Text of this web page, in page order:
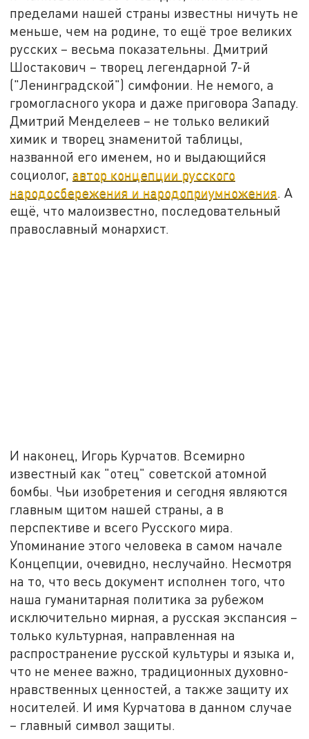
пределами нашей страны известны ничуть не
меньше, чем на родине, то ещё трое великих
русских – весьма показательны. Дмитрий
Шостакович – творец легендарной 7-й
("Ленинградской") симфонии. Не немого, а
громогласного укора и даже приговора Западу.
Дмитрий Менделеев – не только великий
химик и творец знаменитой таблицы,
названной его именем, но и выдающийся
социолог,автор концепции русского
народосбережения и народоприумножения. А
ещё, что малоизвестно, последовательный
православный монархист.
И наконец, Игорь Курчатов. Всемирно
известный как "отец" советской атомной
бомбы. Чьи изобретения и сегодня являются
главным щитом нашей страны, а в
перспективе и всего Русского мира.
Упоминание этого человека в самом начале
Концепции, очевидно, неслучайно. Несмотря
на то, что весь документ исполнен того, что
наша гуманитарная политика за рубежом
исключительно мирная, а русская экспансия –
только культурная, направленная на
распространение русской культуры и языка и,
что не менее важно, традиционных духовно-
нравственных ценностей, а также защиту их
носителей. И имя Курчатова в данном случае
– главный символ защиты.